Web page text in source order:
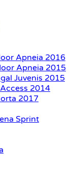
Apneia 2016
Apneia 2015
Juvenis 2015
2014
2017
Sprint